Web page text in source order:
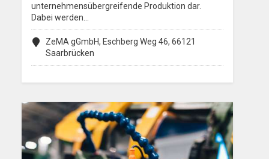
unternehmensübergreifende Produktion dar.
Dabei werden…
ZeMA gGmbH, Eschberg Weg 46, 66121
Saarbrücken